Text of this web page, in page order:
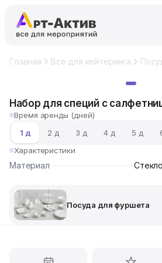
Главная Все для кейтеринга
Набор для специй с
Время аренды (дней)
1 д
2 д 3 д 4 д 5 д
Характеристики
Материал
Посуда для фуршета